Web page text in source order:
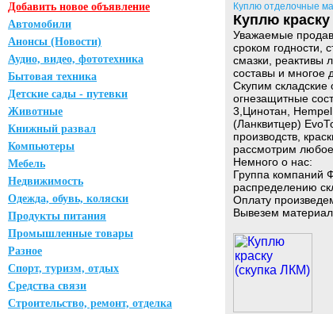
Добавить новое объявление
Автомобили
Анонсы (Новости)
Аудио, видео, фототехника
Бытовая техника
Детские сады - путевки
Животные
Книжный развал
Компьютеры
Мебель
Недвижимость
Одежда, обувь, коляски
Продукты питания
Промышленные товары
Разное
Спорт, туризм, отдых
Средства связи
Строительство, ремонт, отделка
Куплю отделочные
Куплю
Уважаемые
сроком годности,
смазки, реактивы
составы и многое
Скупим складские
огнезащитные
3,Цинотан,
(Ланквитцер)
производств,
рассмотрим
Немного о нас:
Группа компаний
распределению
Оплату
Вывезем